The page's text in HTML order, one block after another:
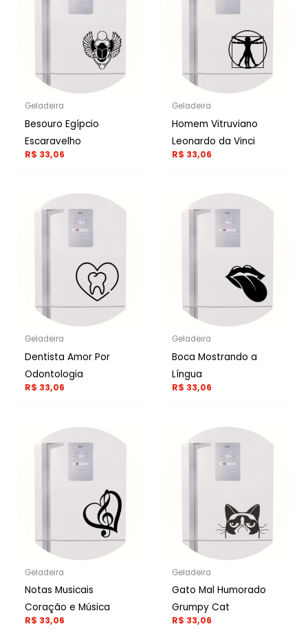
Geladeira
Besouro Egípcio
Escaravelho
R$ 33,06
Geladeira
Homem Vitruviano
Leonardo da Vinci
R$ 33,06
Geladeira
Dentista Amor Por
Odontologia
R$ 33,06
Geladeira
Boca Mostrando a
Língua
R$ 33,06
Geladeira
Notas Musicais
Coração e Música
R$ 33,06
Geladeira
Gato Mal Humorado
Grumpy Cat
R$ 33,06